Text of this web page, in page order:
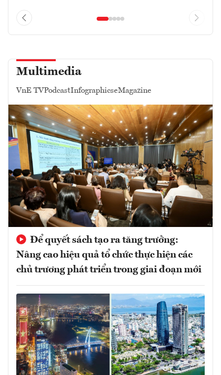
Multimedia
VnE TVPodcastInfographicseMagazine
Để quyết sách tạo ra tăng trưởng:
Nâng cao hiệu quả tổ chức thực hiện các
chủ trương phát triển trong giai đoạn mới